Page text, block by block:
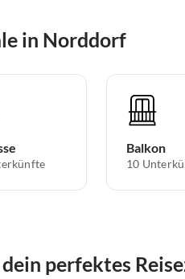
in Norddorf
Balkon
10
perfektes